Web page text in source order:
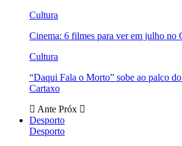
Cultura
Cinema: 6 filmes para ver em julho no
Cultura
“Daqui Fala o Morto” sobe ao palco
Cartaxo
Ante Próx
Desporto
Desporto